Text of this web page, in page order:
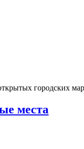
городских
места